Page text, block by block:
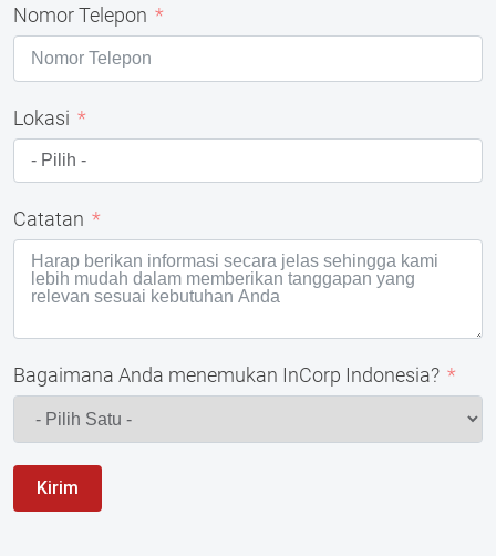
Nomor Telepon
Lokasi
Catatan
Bagaimana Anda menemukan InCorp Indonesia?
Kirim